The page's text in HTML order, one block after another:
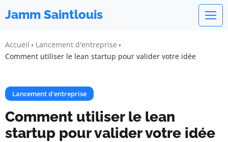
Jamm Saintlouis
Accueil
Lancement d'entreprise
Comment utiliser le lean startup pour valider votre idée
Lancement d'entreprise
Comment utiliser le lean
startup pour valider votre idée